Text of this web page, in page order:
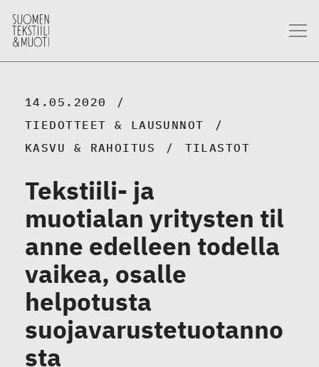
14.05.2020
TIEDOTTEET & LAUSUNNOT
KASVU & RAHOITUS
TILASTOT
Tekstiili- ja
muotialan yritysten til
anne edelleen todella
vaikea, osalle
helpotusta
suojavarustetuotanno
sta